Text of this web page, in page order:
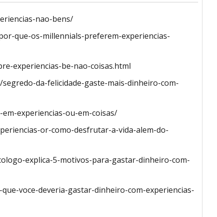
nao-bens/
que-os-millennials-preferem-experiencias-
experiencias-be-nao-coisas.html
da-felicidade-gaste-mais-dinheiro-com-
experiencias-ou-em-coisas/
or-como-desfrutar-a-vida-alem-do-
explica-5-motivos-para-gastar-dinheiro-com-
voce-deveria-gastar-dinheiro-com-experiencias-